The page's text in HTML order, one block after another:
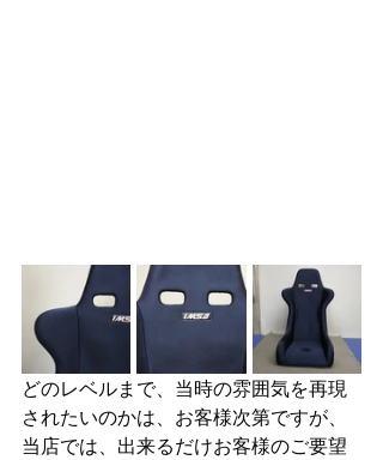
どのレベルまで、当時の雰囲気を再現
されたいのかは、お客様次第ですが、
当店では、出来るだけお客様のご要望